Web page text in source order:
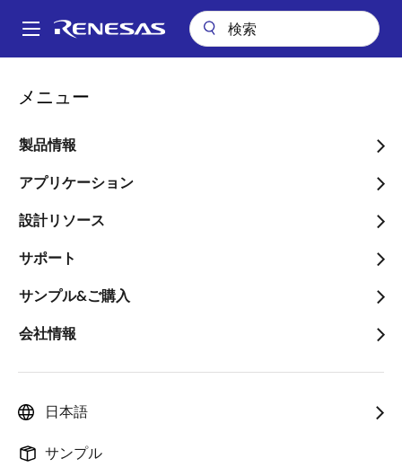
ン
Main
メニュー
製品情報
アプリケーション
設計リソース
サポート
サンプル&ご購入
会社情報
日本語
サンプル
パ
ン
く
ず